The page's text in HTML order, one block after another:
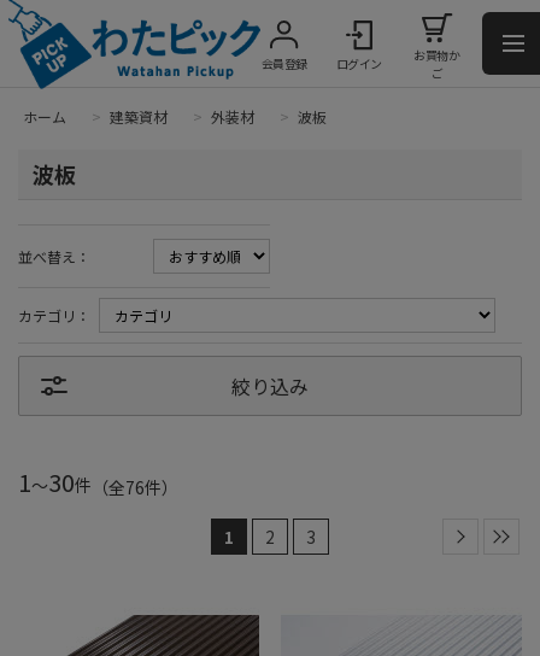
会員登録 ログイン
お買物か
ご
ホーム > 建築資材 > 外装材 > 波板
波板
並べ替え：
カテゴリ：
絞り込み
1～30件 （全76件）
1 2 3